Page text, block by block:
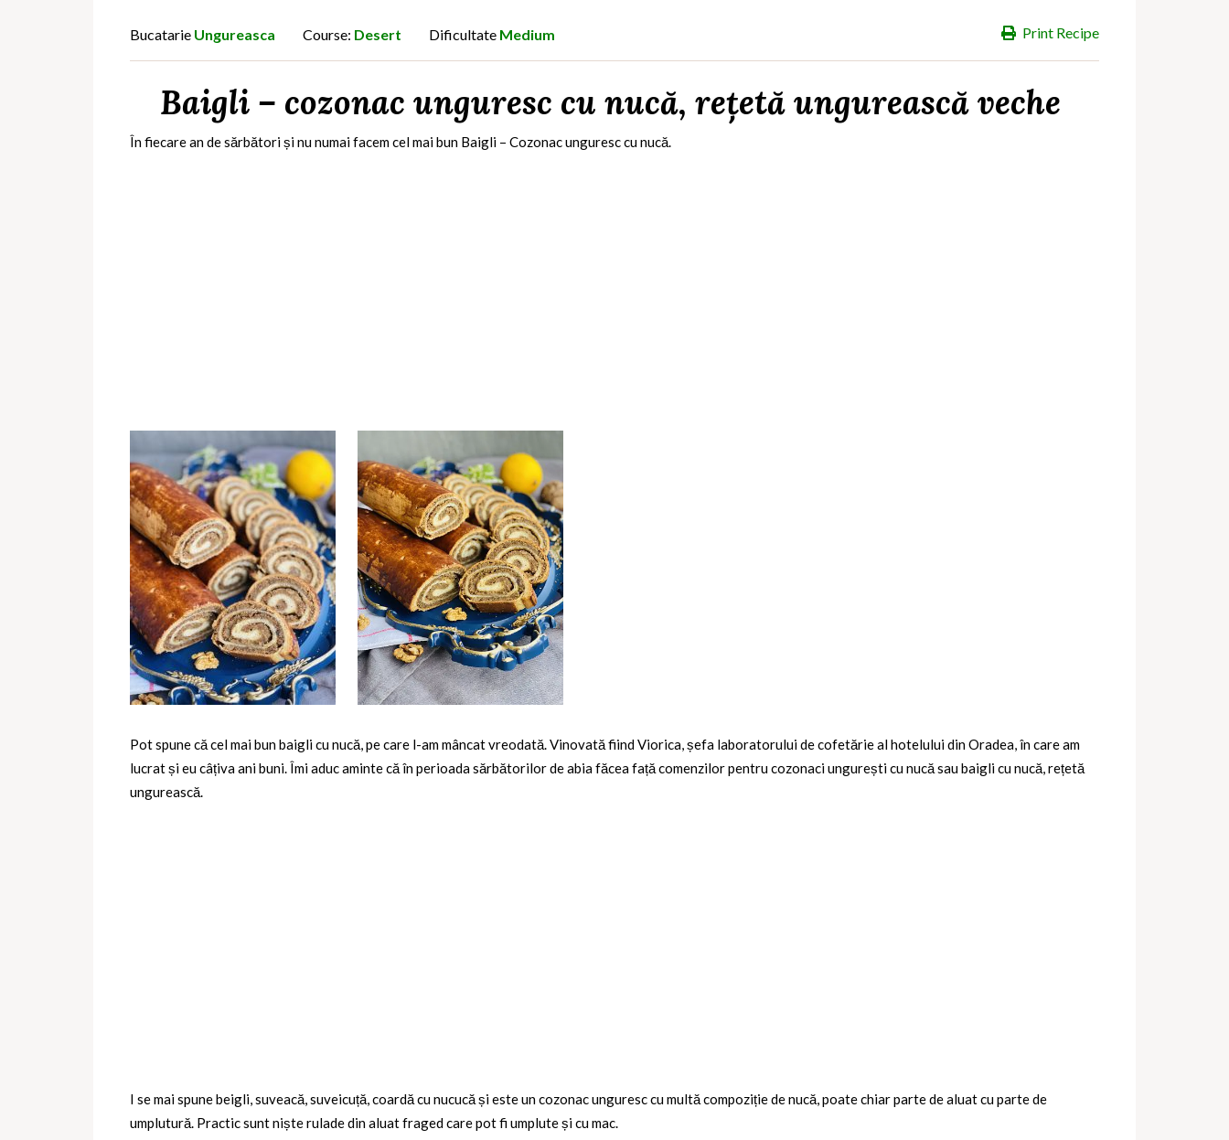
Print Recipe
Bucatarie Ungureasca Course: Desert Dificultate Medium
Baigli – cozonac unguresc cu nucă, rețetă ungurească veche
În fiecare an de sărbători și nu numai facem cel mai bun Baigli – Cozonac unguresc cu nucă.
Pot spune că cel mai bun baigli cu nucă, pe care l-am mâncat vreodată. Vinovată fiind Viorica, șefa laboratorului de cofetărie al hotelului din Oradea, în care am
lucrat și eu câțiva ani buni. Îmi aduc aminte că în perioada sărbătorilor de abia făcea față comenzilor pentru cozonaci ungurești cu nucă sau baigli cu nucă, rețetă
ungurească.
I se mai spune beigli, suveacă, suveicuță, coardă cu nucucă și este un cozonac unguresc cu multă compoziție de nucă, poate chiar parte de aluat cu parte de
umplutură. Practic sunt niște rulade din aluat fraged care pot fi umplute și cu mac.